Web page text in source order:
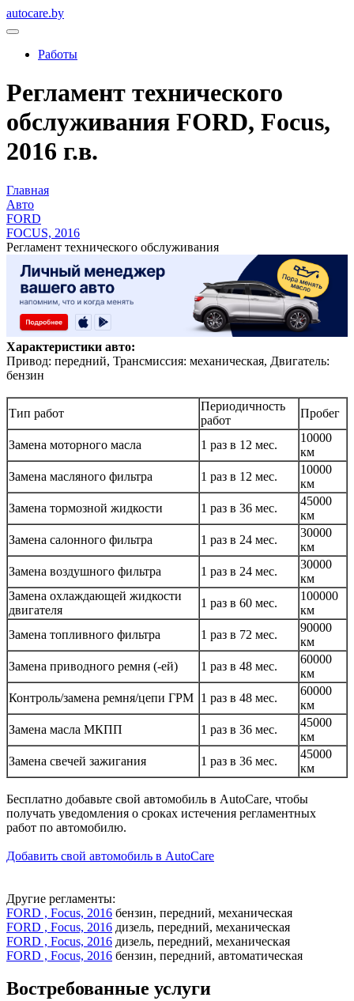
autocare.by
Работы
Регламент технического
обслуживания FORD, Focus,
2016 г.в.
Главная
Авто
FORD
FOCUS, 2016
Регламент технического обслуживания
Характеристики авто:
Привод: передний, Трансмиссия: механическая, Двигатель:
бензин
Тип работ
Периодичность
работ
Пробег
Замена моторного масла 1 раз в 12 мес.
10000
км
Замена масляного фильтра
1 раз в 12 мес.
10000
км
Замена тормозной жидкости
1 раз в 36 мес.
45000
км
Замена салонного фильтра
1 раз в 24 мес.
30000
км
Замена воздушного фильтра
1 раз в 24 мес.
30000
км
Замена охлаждающей жидкости
двигателя
1 раз в 60 мес.
100000
км
Замена топливного фильтра
1 раз в 72 мес.
90000
км
Замена приводного ремня (-ей)
1 раз в 48 мес.
60000
км
Контроль/замена ремня/цепи ГРМ 1 раз в 48 мес.
60000
км
Замена масла МКПП
1 раз в 36 мес.
45000
км
Замена свечей зажигания
1 раз в 36 мес.
45000
км
Бесплатно добавьте свой автомобиль в AutoCare, чтобы
получать уведомления о сроках истечения регламентных
работ по автомобилю.
Добавить свой автомобиль в AutoCare
Другие регламенты:
FORD , Focus, 2016 бензин, передний, механическая
FORD , Focus, 2016 дизель, передний, механическая
FORD , Focus, 2016 дизель, передний, механическая
FORD , Focus, 2016 бензин, передний, автоматическая
Востребованные услуги